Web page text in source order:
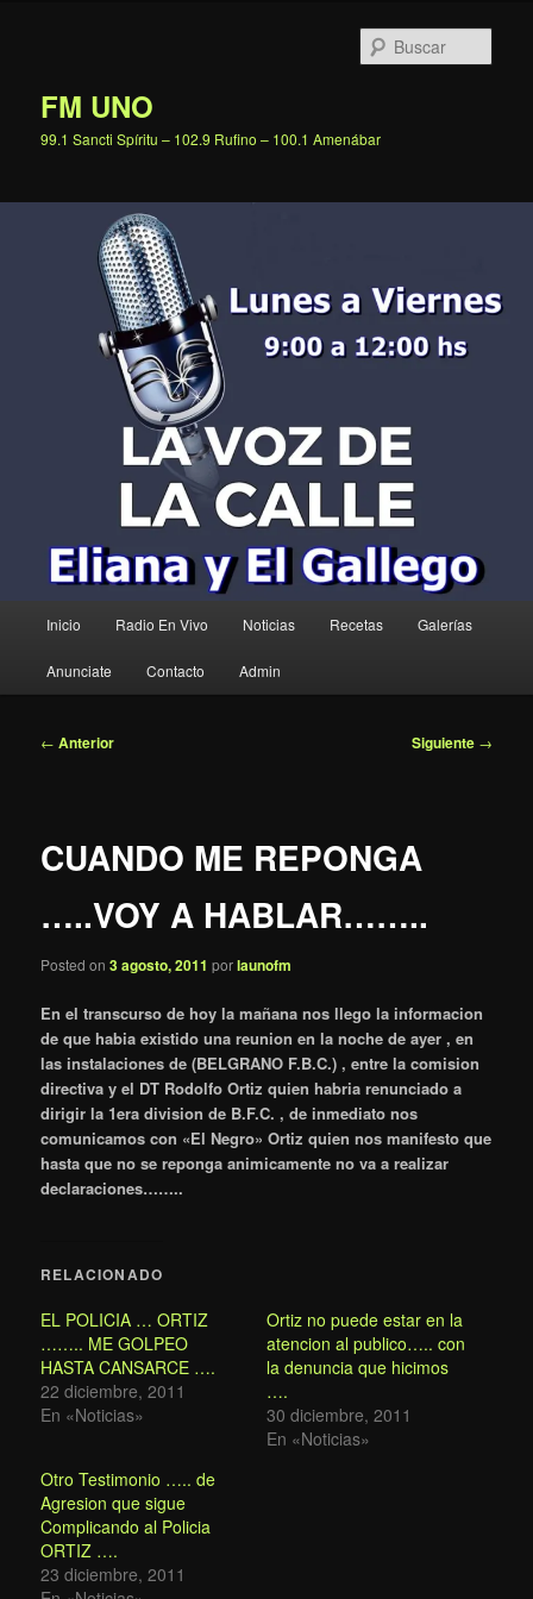
FM UNO
99.1 Sancti Spíritu – 102.9 Rufino – 100.1 Amenábar
principal
Inicio Radio En Vivo Noticias Recetas Galerías
Anunciate Contacto Admin
Navegación
← Anterior Siguiente →
CUANDO ME REPONGA
…..VOY A HABLAR……..
Posted on3 agosto, 2011 porlaunofm
En el transcurso de hoy la mañana nos llego la informacion
de que habia existido una reunion en la noche de ayer , en
las instalaciones de (BELGRANO F.B.C.) , entre la comision
directiva y el DT Rodolfo Ortiz quien habria renunciado a
dirigir la 1era division de B.F.C. , de inmediato nos
comunicamos con «El Negro» Ortiz quien nos manifesto que
hasta que no se reponga animicamente no va a realizar
declaraciones……..
RELACIONADO
EL POLICIA … ORTIZ
…….. ME GOLPEO
HASTA CANSARCE ….
22 diciembre, 2011
En «Noticias»
Ortiz no puede estar en la
atencion al publico….. con
la denuncia que hicimos
….
30 diciembre, 2011
En «Noticias»
Otro Testimonio ….. de
Agresion que sigue
Complicando al Policia
ORTIZ ….
23 diciembre, 2011